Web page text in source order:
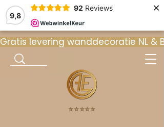
9,8
92 Reviews ×
Gratis levering wanddecoratie NL
⭐️⭐️⭐️⭐️⭐️